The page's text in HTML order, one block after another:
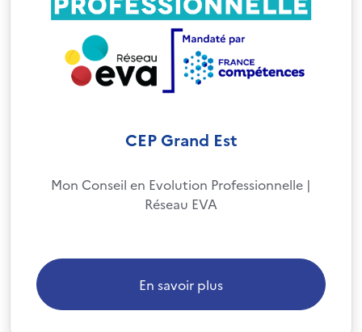
CEP Grand Est
Mon Conseil en Evolution Professionnelle |
Réseau EVA
En savoir plus